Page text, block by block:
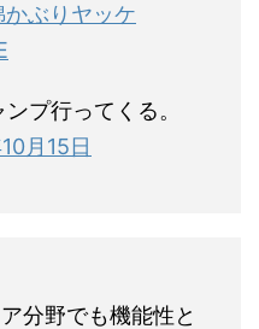
かぶりヤッケ
プ行ってくる。
月15日
分野でも機能性と